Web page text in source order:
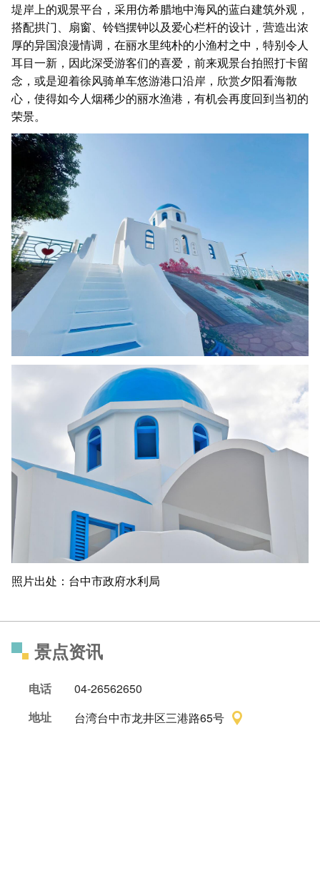
堤岸上的观景平台，采用仿希腊地中海风的蓝白建筑外观，
搭配拱门、扇窗、铃铛摆钟以及爱心栏杆的设计，营造出浓
厚的异国浪漫情调，在丽水里纯朴的小渔村之中，特别令人
耳目一新，因此深受游客们的喜爱，前来观景台拍照打卡留
念，或是迎着徐风骑单车悠游港口沿岸，欣赏夕阳看海散
心，使得如今人烟稀少的丽水渔港，有机会再度回到当初的
荣景。
照片出处：台中市政府水利局
景点资讯
电话
04-26562650
地址
台湾台中市龙井区三港路65号